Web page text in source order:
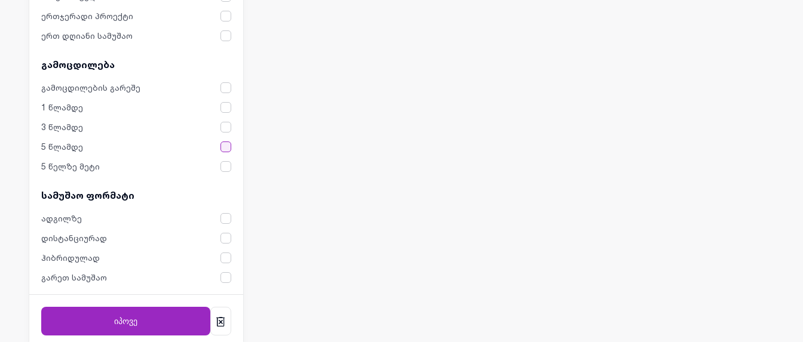
ერთჯერადი პროექტი
ერთ დღიანი სამუშაო
გამოცდილება
გამოცდილების გარეშე
1 წლამდე
3 წლამდე
5 წლამდე
5 წელზე მეტი
სამუშაო ფორმატი
ადგილზე
დისტანციურად
ჰიბრიდულად
გარეთ სამუშაო
იპოვე